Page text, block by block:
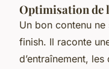
Optimisation de
Un bon contenu
finish. Il raconte
d’entraînement,